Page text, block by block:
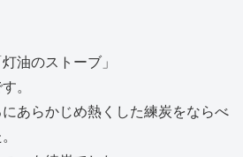
油のストーブ」
。
あらかじめ熱くした練炭をならべ